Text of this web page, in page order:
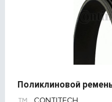
Поликлиновой